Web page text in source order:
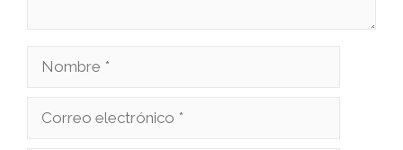
Nombre
Correo